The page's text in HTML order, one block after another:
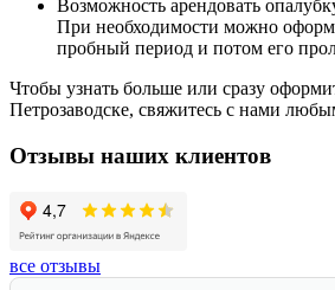
Возможность арендовать
При необходимости можно
пробный период и потом его
Чтобы узнать больше или сразу
Петрозаводске, свяжитесь с нами
Отзывы наших клиентов
все отзывы